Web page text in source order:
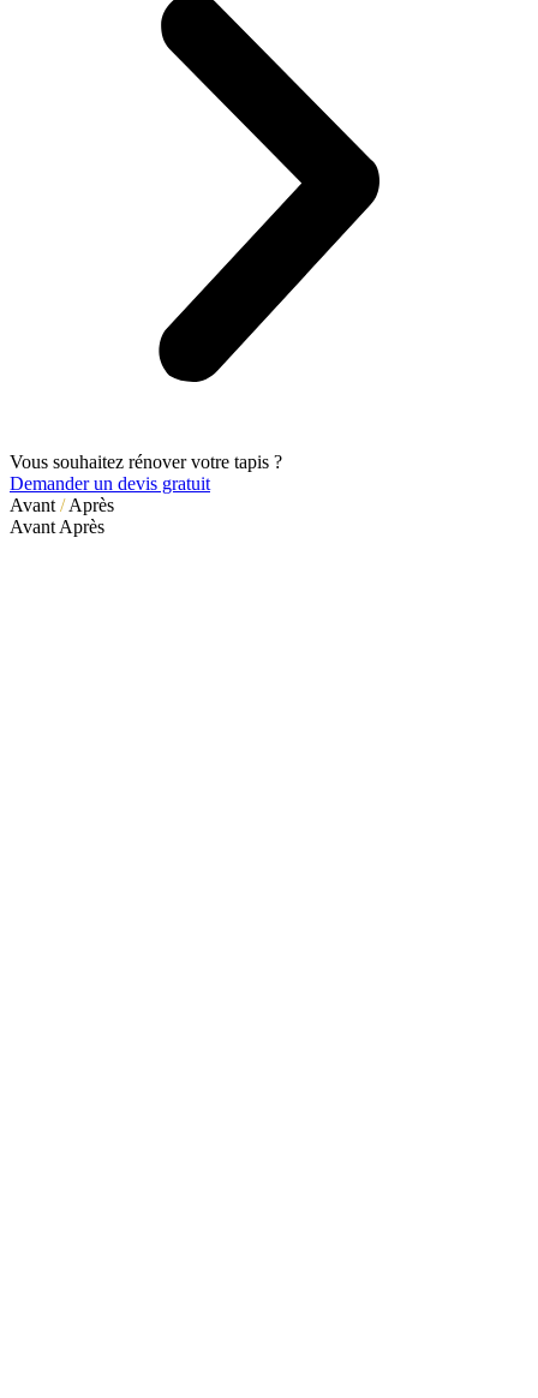
Vous souhaitez rénover votre tapis ?
Demander un devis gratuit
Avant /Après
Avant Après